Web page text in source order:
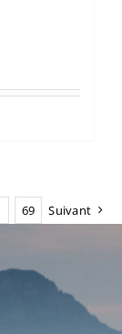
69 Suivant